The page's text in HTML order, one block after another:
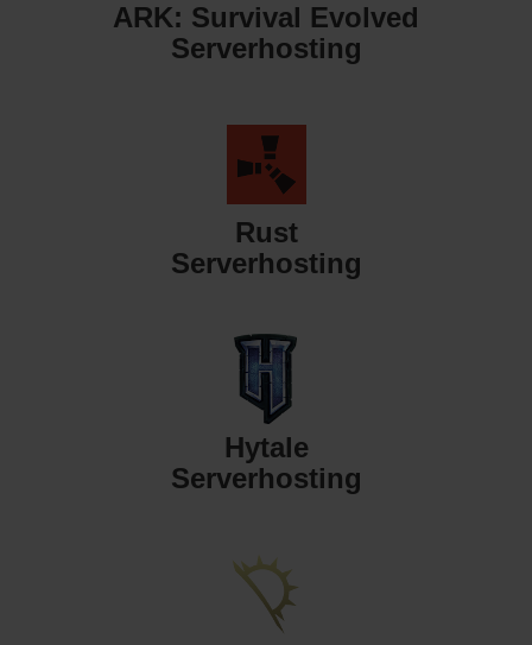
ARK: Survival Evolved
Serverhosting
Rust
Serverhosting
Hytale
Serverhosting